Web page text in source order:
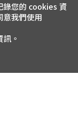
錄您的 cookies 資
意我們使用
。